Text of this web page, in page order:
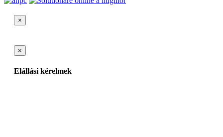
×
×
Elállási kérelmek